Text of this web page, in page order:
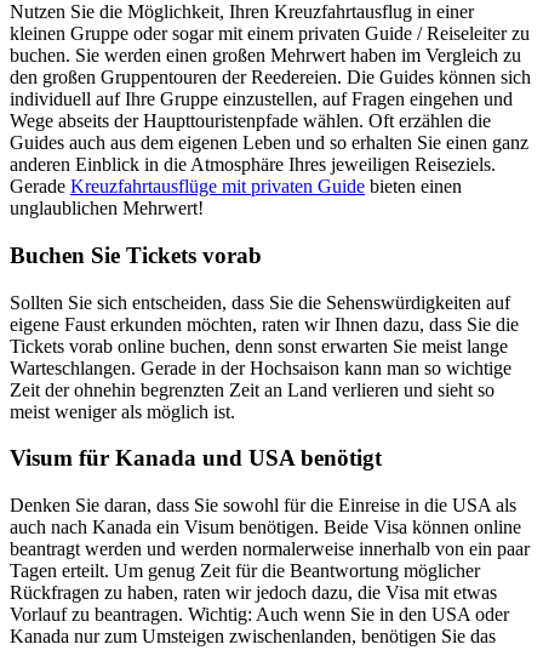
Nutzen Sie die Möglichkeit, Ihren Kreuzfahrtausflug in einer
kleinen Gruppe oder sogar mit einem privaten Guide / Reiseleiter zu
buchen. Sie werden einen großen Mehrwert haben im Vergleich zu
den großen Gruppentouren der Reedereien. Die Guides können sich
individuell auf Ihre Gruppe einzustellen, auf Fragen eingehen und
Wege abseits der Haupttouristenpfade wählen. Oft erzählen die
Guides auch aus dem eigenen Leben und so erhalten Sie einen ganz
anderen Einblick in die Atmosphäre Ihres jeweiligen Reiseziels.
Gerade Kreuzfahrtausflüge mit privaten Guide bieten einen
unglaublichen Mehrwert!
Buchen Sie Tickets vorab
Sollten Sie sich entscheiden, dass Sie die Sehenswürdigkeiten auf
eigene Faust erkunden möchten, raten wir Ihnen dazu, dass Sie die
Tickets vorab online buchen, denn sonst erwarten Sie meist lange
Warteschlangen. Gerade in der Hochsaison kann man so wichtige
Zeit der ohnehin begrenzten Zeit an Land verlieren und sieht so
meist weniger als möglich ist.
Visum für Kanada und USA benötigt
Denken Sie daran, dass Sie sowohl für die Einreise in die USA als
auch nach Kanada ein Visum benötigen. Beide Visa können online
beantragt werden und werden normalerweise innerhalb von ein paar
Tagen erteilt. Um genug Zeit für die Beantwortung möglicher
Rückfragen zu haben, raten wir jedoch dazu, die Visa mit etwas
Vorlauf zu beantragen. Wichtig: Auch wenn Sie in den USA oder
Kanada nur zum Umsteigen zwischenlanden, benötigen Sie das